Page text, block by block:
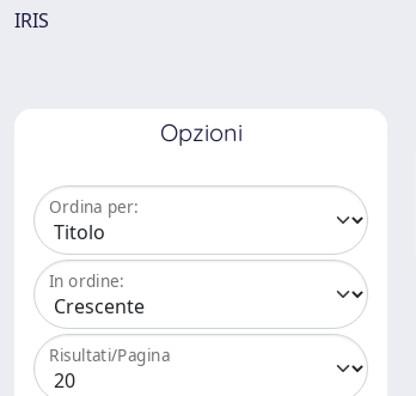
IRIS
Opzioni
Ordina per:
In ordine:
Risultati/Pagina